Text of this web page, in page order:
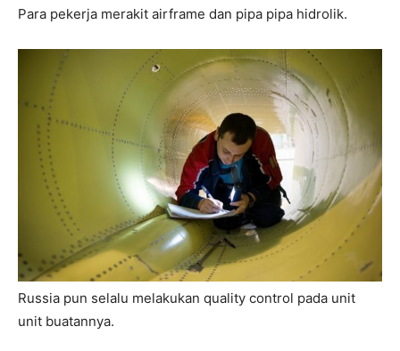
Para pekerja merakit airframe dan pipa pipa hidrolik.
Russia pun selalu melakukan quality control pada unit
unit buatannya.